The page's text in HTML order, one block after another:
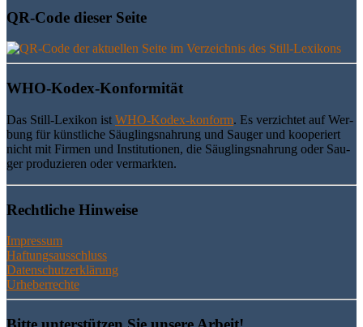
QR-Code die­ser Seite
WHO-Kodex-Kon­for­mi­tät
Das Still-Lexi­kon ist WHO-Kodex-kon­form. Es ver­zich­tet auf Wer­
bung für künst­li­che Säug­lings­nah­rung und Sau­ger und koope­riert
nicht mit Fir­men und Insti­tu­tio­nen, die Säug­lings­nah­rung oder Sau­
ger pro­du­zie­ren oder vermarkten.
Recht­li­che Hinweise
Impressum
Haftungsausschluss
Datenschutzerklärung
Urheberrechte